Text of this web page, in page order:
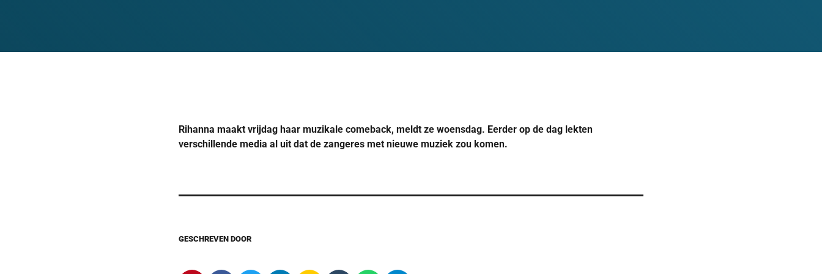
Rihanna maakt vrijdag haar muzikale comeback, meldt ze woensdag. Eerder op de dag lekten
verschillende media al uit dat de zangeres met nieuwe muziek zou komen.
GESCHREVEN DOOR